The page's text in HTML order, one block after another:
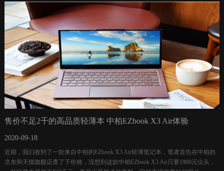
售价不足2千的高品质轻薄本 中柏EZbook X3 Air体验
2020-09-18
近期，我们收到了一款来自中柏的EZbook X3 Air轻薄笔记本，笔者首先在中柏的
京东和天猫旗舰店查了下价格，没想到这款中柏EZbook X3 Air只要1900元出头，